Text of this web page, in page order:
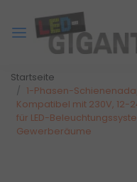
Startseite
1-Phasen-
Kompatibel mit 230V, 12-
für LED-
Gewerberäume